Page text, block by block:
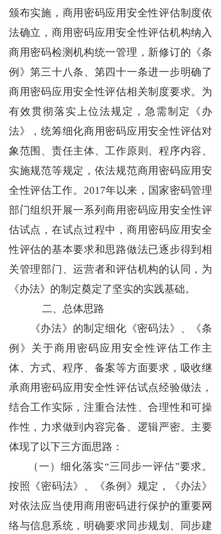
颁布实施，商用密码应用安全性评估制度依
法确立，商用密码应用安全性评估机构纳入
商用密码检测机构统一管理，新修订的《条
例》第三十八条、第四十一条进一步明确了
商用密码应用安全性评估相关制度要求。为
有效贯彻落实上位法规定，急需制定《办
法》，统筹细化商用密码应用安全性评估对
象范围、责任主体、工作原则、程序内容、
实施规范等规定，依法规范商用密码应用安
全性评估工作。 2017年以来，国家密码管理
部门组织开展一系列商用密码应用安全性评
估试点，在试点过程中，商用密码应用安全
性评估的基本要求和思路做法已逐步得到相
关管理部门、运营者和评估机构的认同，为
《办法》的制定奠定了坚实的实践基础。
二、总体思路
《办法》的制定细化《密码法》、《条
例》关于商用密码应用安全性评估工作主
体、方式、程序、备案等方面要求，吸收继
承商用密码应用安全性评估试点经验做法，
结合工作实际，注重合法性、合理性和可操
作性，力求做到内容完备、逻辑严密。主要
体现了以下三方面思路：
（一）细化落实“三同步一评估”要求。
按照《密码法》、《条例》规定，《办法》
对依法应当使用商用密码进行保护的重要网
络与信息系统，明确要求同步规划、同步建